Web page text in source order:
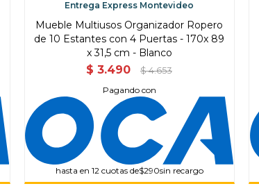
Entrega Express Montevideo
Mueble Multiusos Organizador Ropero
de 10 Estantes con 4 Puertas - 170x 89
x 31,5 cm - Blanco
$ 3.490 $ 4.653
Pagando con
hasta en 12 cuotas de$290sin recargo